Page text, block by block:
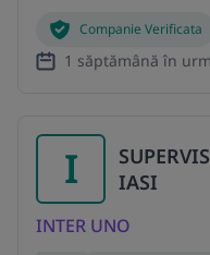
Companie Verificata
1 săptămână în
I
IASI
INTER UNO